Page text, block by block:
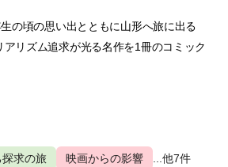
の頃の思い出とともに山形へ旅に出る
リズム追求が光る名作を1冊のコミック
探求の旅 映画からの影響 ...他7件